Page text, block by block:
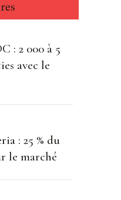
: 2 000 à 5
avec le
: 25 % du
le marché